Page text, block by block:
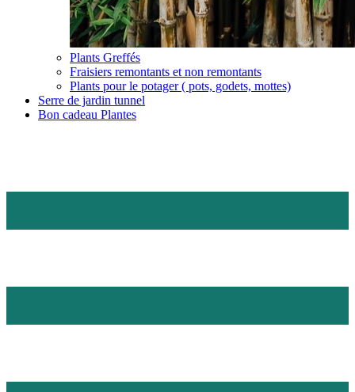
Plants Greffés
Fraisiers remontants et non remontants
Plants pour le potager ( pots, godets, mottes)
Serre de jardin tunnel
Bon cadeau Plantes